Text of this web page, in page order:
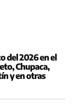
del 2026 en el
Chupaca,
y en otras